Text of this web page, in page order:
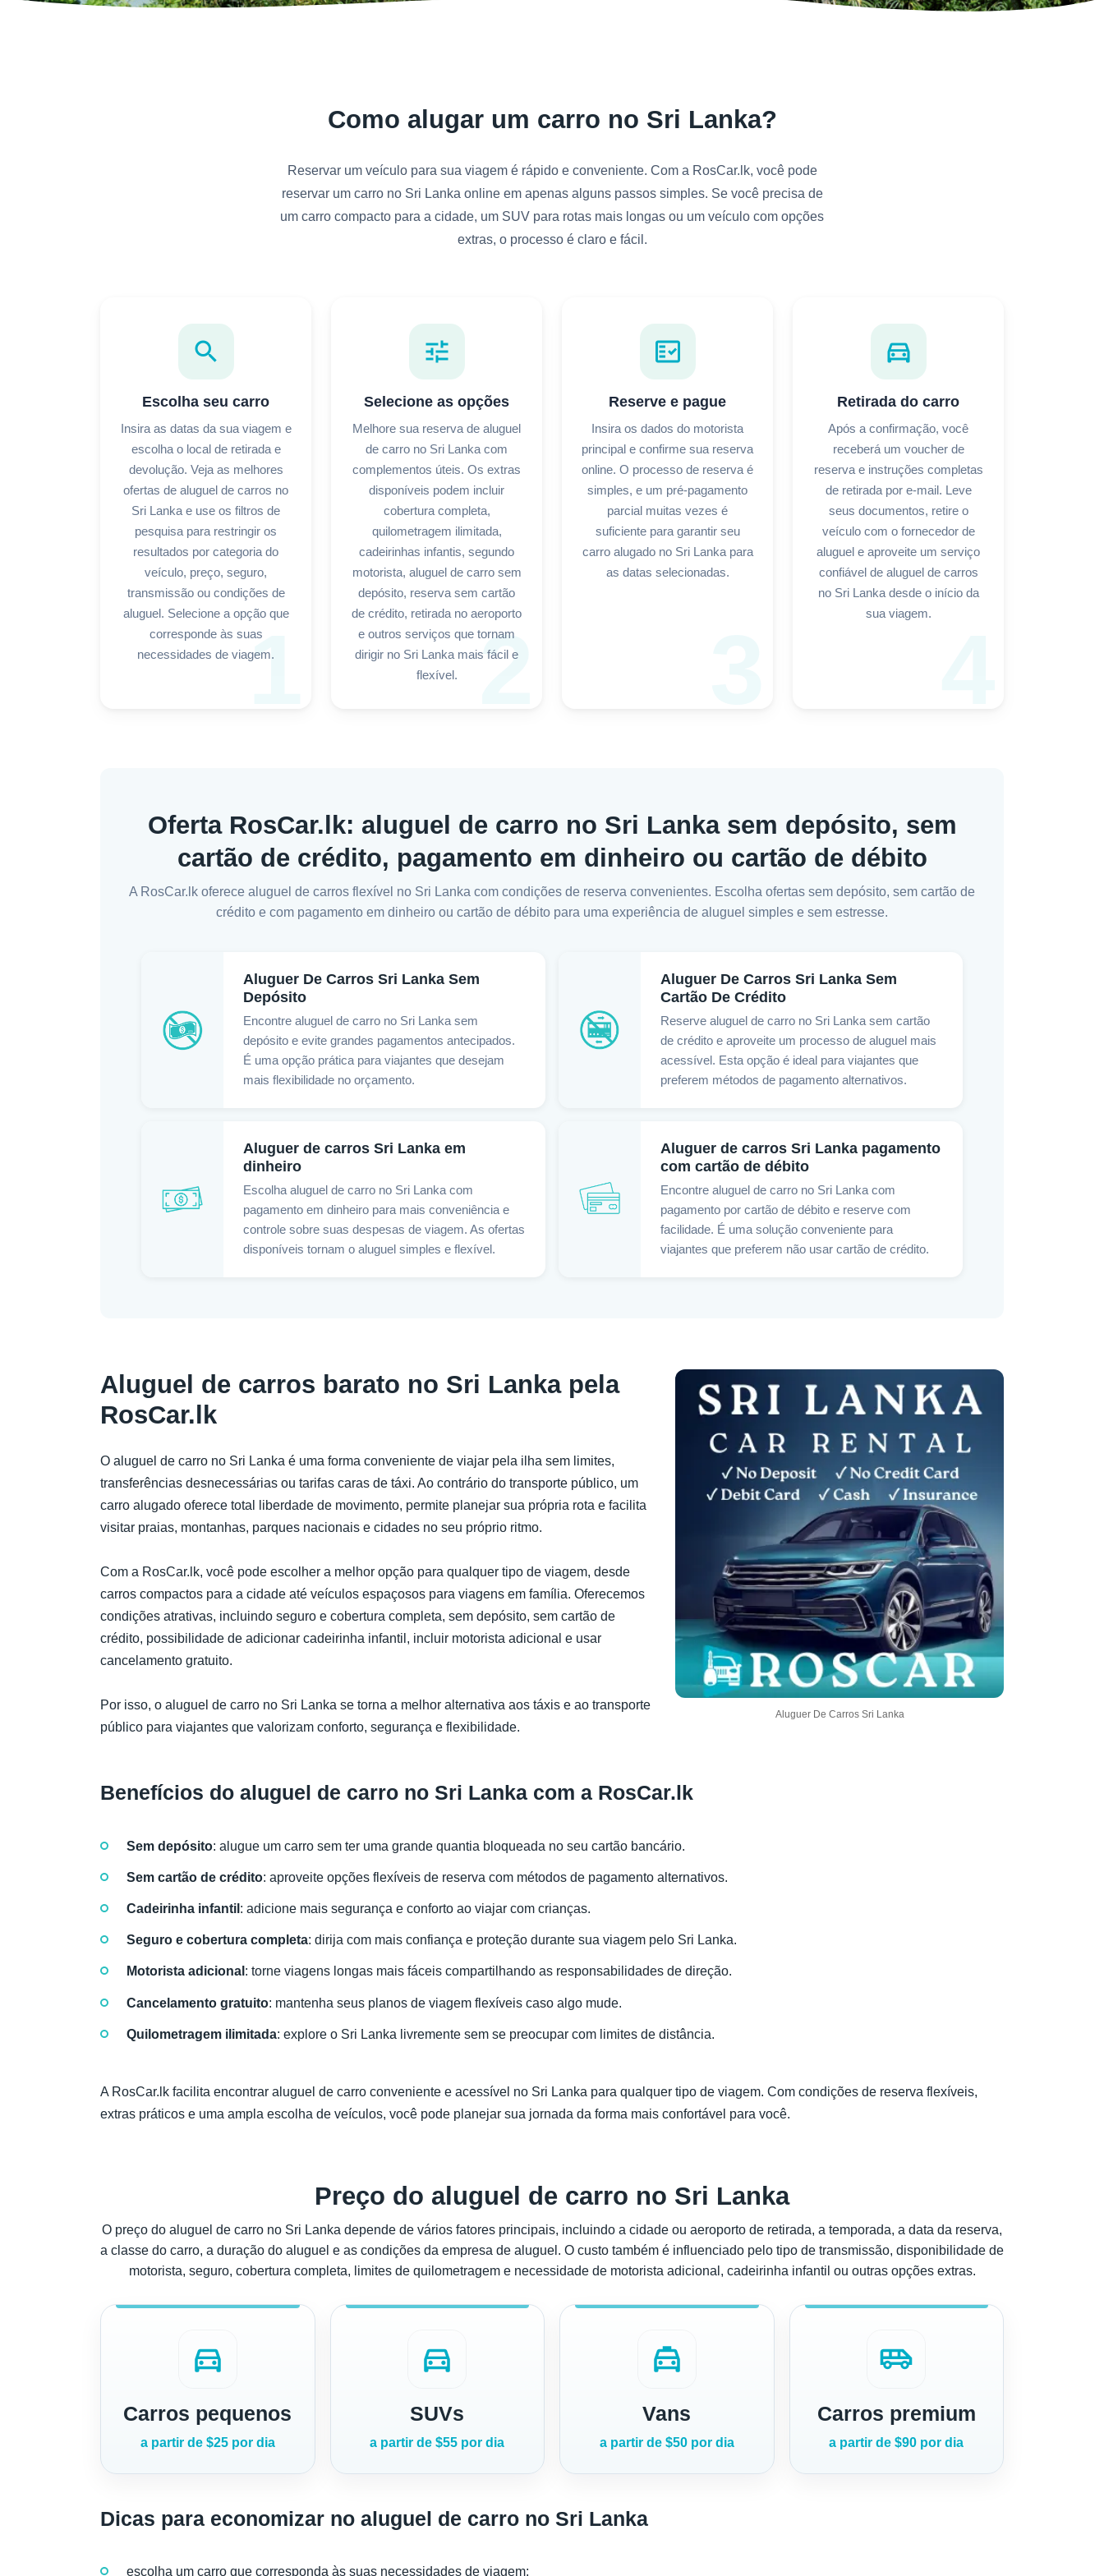
Como alugar um carro no Sri Lanka?
Reservar um veículo para sua viagem é rápido e conveniente. Com a RosCar.lk, você pode
reservar um carro no Sri Lanka online em apenas alguns passos simples. Se você precisa de
um carro compacto para a cidade, um SUV para rotas mais longas ou um veículo com opções
extras, o processo é claro e fácil.
1
search
Escolha seu carro
Insira as datas da sua viagem e
escolha o local de retirada e
devolução. Veja as melhores
ofertas de aluguel de carros no
Sri Lanka e use os filtros de
pesquisa para restringir os
resultados por categoria do
veículo, preço, seguro,
transmissão ou condições de
aluguel. Selecione a opção que
corresponde às suas
necessidades de viagem.
2
tune
Selecione as opções
Melhore sua reserva de aluguel
de carro no Sri Lanka com
complementos úteis. Os extras
disponíveis podem incluir
cobertura completa,
quilometragem ilimitada,
cadeirinhas infantis, segundo
motorista, aluguel de carro sem
depósito, reserva sem cartão
de crédito, retirada no aeroporto
e outros serviços que tornam
dirigir no Sri Lanka mais fácil e
flexível.
fact_check
Reserve e pague
Insira os dados do motorista
principal e confirme sua reserva
online. O processo de reserva é
simples, e um pré-pagamento
parcial muitas vezes é
suficiente para garantir seu
carro alugado no Sri Lanka para
as datas selecionadas.
directions_car
Retirada do carro
Após a confirmação, você
receberá um voucher de
reserva e instruções completas
de retirada por e-mail. Leve
seus documentos, retire o
veículo com o fornecedor de
aluguel e aproveite um serviço
confiável de aluguel de carros
no Sri Lanka desde o início da
sua viagem.
Oferta RosCar.lk: aluguel de carro no Sri Lanka sem depósito, sem
cartão de crédito, pagamento em dinheiro ou cartão de débito
A RosCar.lk oferece aluguel de carros flexível no Sri Lanka com condições de reserva convenientes. Escolha ofertas sem depósito, sem cartão de
crédito e com pagamento em dinheiro ou cartão de débito para uma experiência de aluguel simples e sem estresse.
Aluguer De Carros Sri Lanka Sem
Depósito
Encontre aluguel de carro no Sri Lanka sem
depósito e evite grandes pagamentos antecipados.
É uma opção prática para viajantes que desejam
mais flexibilidade no orçamento.
Aluguer De Carros Sri Lanka Sem
Cartão De Crédito
Reserve aluguel de carro no Sri Lanka sem cartão
de crédito e aproveite um processo de aluguel mais
acessível. Esta opção é ideal para viajantes que
preferem métodos de pagamento alternativos.
Aluguer de carros Sri Lanka em
dinheiro
Escolha aluguel de carro no Sri Lanka com
pagamento em dinheiro para mais conveniência e
controle sobre suas despesas de viagem. As ofertas
disponíveis tornam o aluguel simples e flexível.
Aluguer de carros Sri Lanka pagamento
com cartão de débito
Encontre aluguel de carro no Sri Lanka com
pagamento por cartão de débito e reserve com
facilidade. É uma solução conveniente para
viajantes que preferem não usar cartão de crédito.
Aluguer De Carros Sri Lanka
Aluguel de carros barato no Sri Lanka pela
RosCar.lk
O aluguel de carro no Sri Lanka é uma forma conveniente de viajar pela ilha sem limites,
transferências desnecessárias ou tarifas caras de táxi. Ao contrário do transporte público, um
carro alugado oferece total liberdade de movimento, permite planejar sua própria rota e facilita
visitar praias, montanhas, parques nacionais e cidades no seu próprio ritmo.
Com a RosCar.lk, você pode escolher a melhor opção para qualquer tipo de viagem, desde
carros compactos para a cidade até veículos espaçosos para viagens em família. Oferecemos
condições atrativas, incluindo seguro e cobertura completa, sem depósito, sem cartão de
crédito, possibilidade de adicionar cadeirinha infantil, incluir motorista adicional e usar
cancelamento gratuito.
Por isso, o aluguel de carro no Sri Lanka se torna a melhor alternativa aos táxis e ao transporte
público para viajantes que valorizam conforto, segurança e flexibilidade.
Benefícios do aluguel de carro no Sri Lanka com a RosCar.lk
Sem depósito: alugue um carro sem ter uma grande quantia bloqueada no seu cartão bancário.
Sem cartão de crédito: aproveite opções flexíveis de reserva com métodos de pagamento alternativos.
Cadeirinha infantil : adicione mais segurança e conforto ao viajar com crianças.
Seguro e cobertura completa: dirija com mais confiança e proteção durante sua viagem pelo Sri Lanka.
Motorista adicional : torne viagens longas mais fáceis compartilhando as responsabilidades de direção.
Cancelamento gratuito: mantenha seus planos de viagem flexíveis caso algo mude.
Quilometragem ilimitada: explore o Sri Lanka livremente sem se preocupar com limites de distância.
A RosCar.lk facilita encontrar aluguel de carro conveniente e acessível no Sri Lanka para qualquer tipo de viagem. Com condições de reserva flexíveis,
extras práticos e uma ampla escolha de veículos, você pode planejar sua jornada da forma mais confortável para você.
Preço do aluguel de carro no Sri Lanka
O preço do aluguel de carro no Sri Lanka depende de vários fatores principais, incluindo a cidade ou aeroporto de retirada, a temporada, a data da reserva,
a classe do carro, a duração do aluguel e as condições da empresa de aluguel. O custo também é influenciado pelo tipo de transmissão, disponibilidade de
motorista, seguro, cobertura completa, limites de quilometragem e necessidade de motorista adicional, cadeirinha infantil ou outras opções extras.
directions_car
Carros pequenos
a partir de $25 por dia
directions_car
SUVs
a partir de $55 por dia
local_taxi
Vans
a partir de $50 por dia
airport_shuttle
Carros premium
a partir de $90 por dia
Dicas para economizar no aluguel de carro no Sri Lanka
escolha um carro que corresponda às suas necessidades de viagem;